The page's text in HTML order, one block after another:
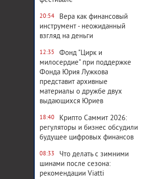
20:54
Вера как финансовый
инструмент - неожиданный
взгляд на деньги
12:35
Фонд "Цирк и
милосердие" при поддержке
Фонда Юрия Лужкова
представит архивные
материалы о дружбе двух
выдающихся Юриев
18:40
Крипто Саммит 2026:
регуляторы и бизнес обсудили
будущее цифровых финансов
08:33
Что делать с зимними
шинами после сезона:
рекомендации Viatti